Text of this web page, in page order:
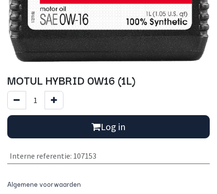
MOTUL HYBRID 0W16 (1L)
Log in
Interne referentie: 107153
Algemene voorwaarden